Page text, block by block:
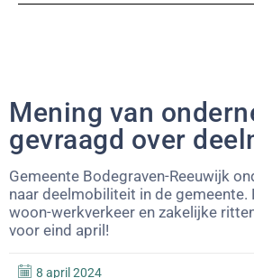
Mening van
gevraagd over
Gemeente Bodegraven-Reeuwijk
naar deelmobiliteit in de gemeente.
woon-werkverkeer en zakelijke
voor eind april!
8 april 2024